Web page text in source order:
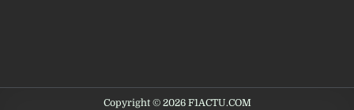
Copyright © 2026 F1ACTU.COM